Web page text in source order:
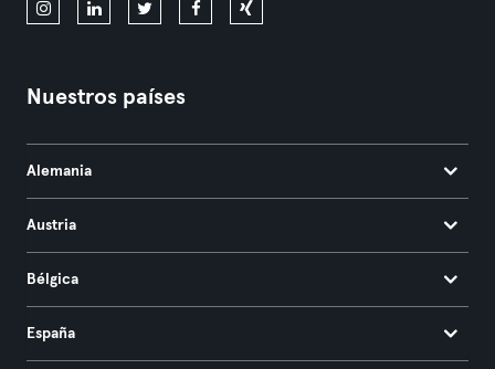
Nuestros países
Alemania
Austria
Bélgica
España